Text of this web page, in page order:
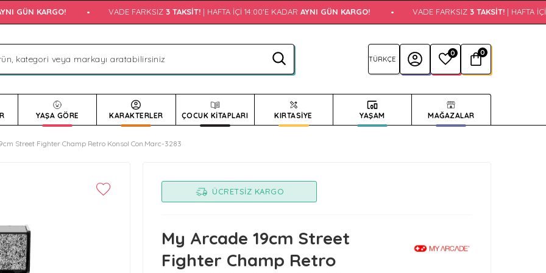
GÜN KARGO! VADE FARKSIZ 3 TAKSIT! | HAFTA İÇI 14:00'E KADAR AYNI GÜN KARGO! VADE FARKSIZ 3 TAKSIT! | HAFTA İÇI
0 0
YAŞA GÖRE KARAKTERLER ÇOCUK KİTAPLARI KIRTASİYE YAŞAM MAĞAZALAR
Street Fighter Champ Retro Konsol Con.Marc-3283
ÜCRETSIZ KARGO
My Arcade 19cm Street
Fighter Champ Retro